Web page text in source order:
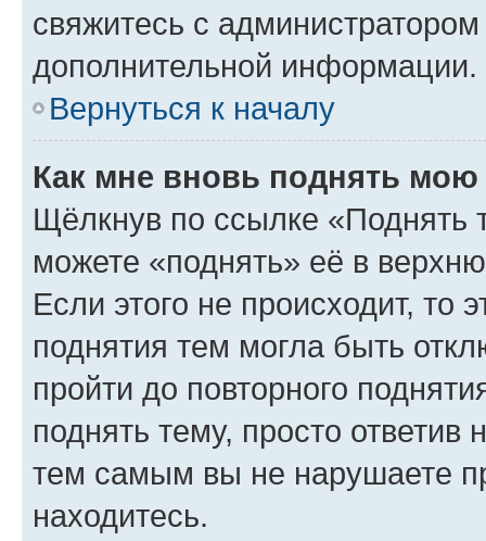
свяжитесь с
дополнительной информации.
Вернуться к началу
Как мне вновь поднять мою
Щёлкнув по ссылке «Поднять
можете «поднять» её в
Если этого не происходит, то
поднятия тем могла быть
пройти до повторного
поднять тему, просто ответив
тем самым вы не нарушаете
находитесь.